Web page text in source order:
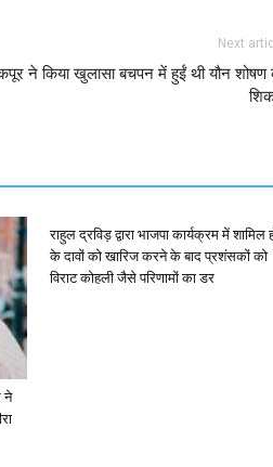
Next
ने किया खुलासा बचपन में हुईं थी यौन शोषण
ने
राहुल द्रविड़ द्वारा भाजपा कार्यक्रम में शामिल
के दावों को खारिज करने के बाद प्रशंसकों को
विराट कोहली जैसे परिणामों का डर